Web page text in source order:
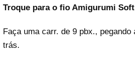
Troque para o fio Amigurumi Soft
Faça uma carr. de 9 pbx., pegando
trás.